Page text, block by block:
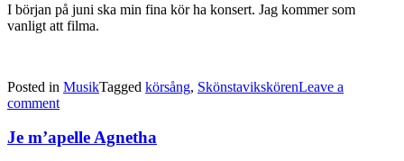
I början på juni ska min fina kör ha konsert. Jag kommer som
vanligt att filma.
Posted in MusikTagged körsång, SkönstavikskörenLeave a
comment
Je m’apelle Agnetha